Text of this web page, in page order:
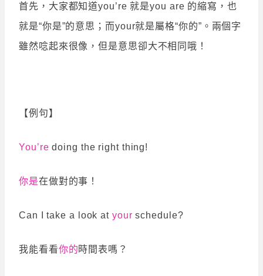
首先，大家都知道you’re 就是you are 的縮寫，也
就是“你是”的意思；而your就是屬格“你的”。兩個字
雖然唸起來很像，但是意思卻大不相同哦！
【例句】
You’redoing the right thing!
你是在做對的事！
Can I take a look at your schedule?
我能看看你的時間表嗎？